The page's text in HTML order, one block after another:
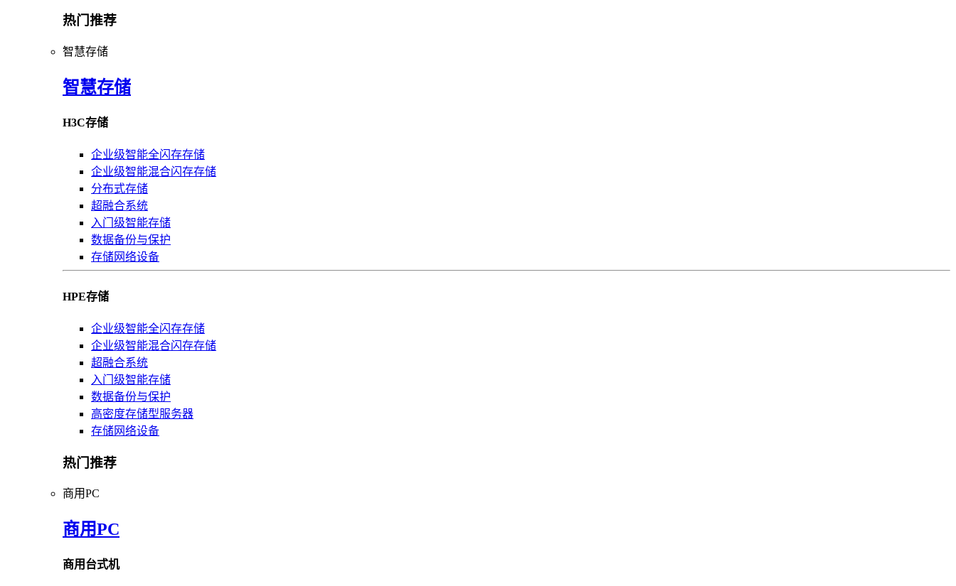
热门推荐
智慧存储
智慧存储
H3C存储
企业级智能全闪存存储
企业级智能混合闪存存储
分布式存储
超融合系统
入门级智能存储
数据备份与保护
存储网络设备
HPE存储
企业级智能全闪存存储
企业级智能混合闪存存储
超融合系统
入门级智能存储
数据备份与保护
高密度存储型服务器
存储网络设备
热门推荐
商用PC
商用PC
商用台式机